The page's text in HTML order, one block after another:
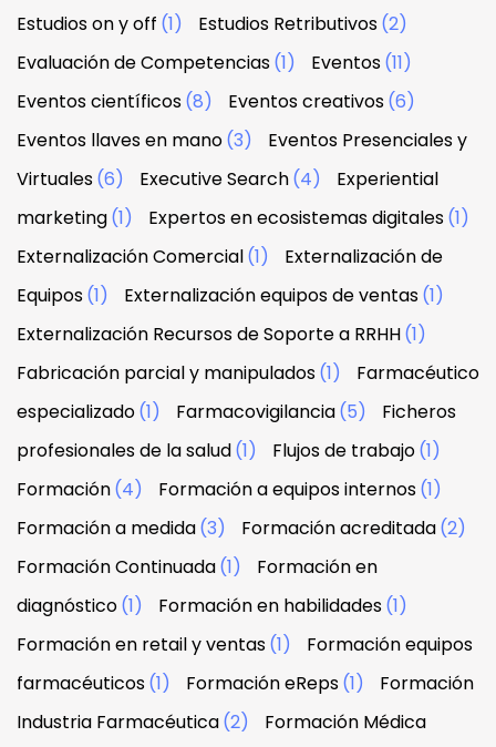
Estudios on y off (1) Estudios Retributivos(2)
Evaluación de Competencias(1) Eventos(11)
Eventos científicos(8) Eventos creativos(6)
Eventos llaves en mano(3)
Eventos Presenciales y
Virtuales(6) Executive Search(4)
Experiential
marketing(1) Expertos en ecosistemas digitales(1)
Externalización Comercial(1)
Externalización de
Equipos(1) Externalización equipos de ventas(1)
Externalización Recursos de Soporte a RRHH(1)
Fabricación parcial y manipulados(1)
Farmacéutico
especializado(1) Farmacovigilancia(5)
Ficheros
profesionales de la salud(1) Flujos de trabajo(1)
Formación(4) Formación a equipos internos(1)
Formación a medida(3) Formación acreditada(2)
Formación Continuada(1)
Formación en
diagnóstico(1) Formación en habilidades(1)
Formación en retail y ventas(1)
Formación equipos
farmacéuticos(1) Formación eReps(1)
Formación
Industria Farmacéutica(2)
Formación Médica